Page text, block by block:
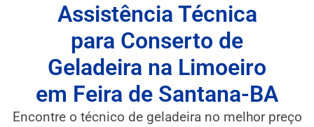
Assistência Técnica
para Conserto de
Geladeira na Limoeiro
em Feira de Santana-BA
Encontre o técnico de geladeira no melhor preço